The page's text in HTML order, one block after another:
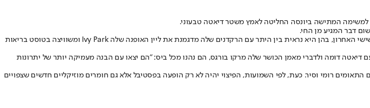
הדיווה בת ה-36 הכריזה על האתגר התזונתי בסדרת תמונות שהעלתה לחשבון האינסטגרם שלה בשישי האחרון, בהן היא נראית בין היתר עם הרקדנים שלה מדגמנת את ליין האופנה שלה Ivy Park ומשוויצה בטוסט בריאות
תפריט צמחוני. ב-2013 היא וג'יי זי אתגרו את עצמם עם דיאטה דומה ולדברי מאמן הכושר שלה מרקו בורגס, הם נהנו מכל ביס: "הם יצאו עם הבנה מעמיקה יותר של יתרונות
רומי וסיר. כעת, לפי השמועות, הפיצוי יהיה לא רק הופעה בפסטיבל אלא גם חומרים מוזיקליים חדשים שצפויים